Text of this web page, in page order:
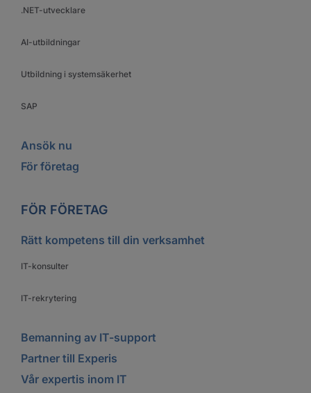
.NET-utvecklare
AI-utbildningar
Utbildning i systemsäkerhet
SAP
Ansök nu
För företag
FÖR FÖRETAG
Rätt kompetens till din verksamhet
IT-konsulter
IT-rekrytering
Bemanning av IT-support
Partner till Experis
Vår expertis inom IT